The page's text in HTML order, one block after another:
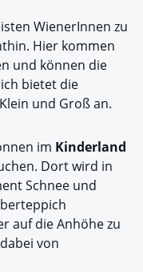
WienerInnen zu
Hier kommen
und können die
bietet die
und Groß an.
im Kinderland
Dort wird in
Schnee und
auf die Anhöhe zu
von